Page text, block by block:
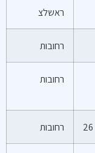
ראשלצ
רחובות
רחובות
רחובות